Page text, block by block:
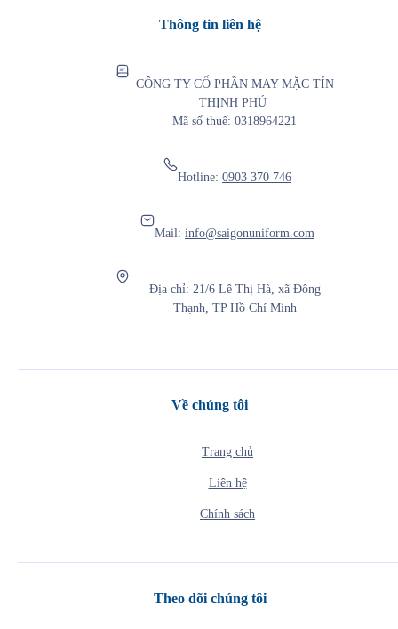
Thông tin liên hệ
CÔNG TY CỔ PHẦN MAY MẶC TÍN
THỊNH PHÚ
Mã số thuế: 0318964221
Hotline: 0903 370 746
Mail: info@saigonuniform.com
Địa chỉ: 21/6 Lê Thị Hà, xã Đông
Thạnh, TP Hồ Chí Minh
Về chúng tôi
Trang chủ
Liên hệ
Chính sách
Theo dõi chúng tôi